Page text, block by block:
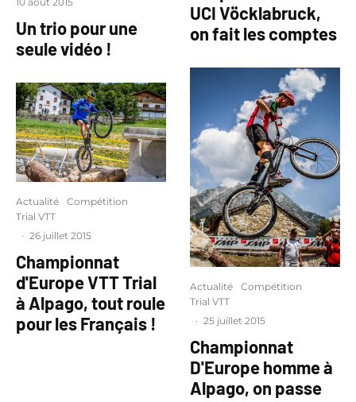
Un trio pour une
seule vidéo !
Actualité
Compétition
Trial VTT
· 26 juillet 2015
Championnat
d'Europe VTT Trial
à Alpago, tout roule
pour les Français !
UCI Vöcklabruck,
on fait les comptes
Actualité
Compétition
Trial VTT
· 25 juillet 2015
Championnat
D'Europe homme à
Alpago, on passe